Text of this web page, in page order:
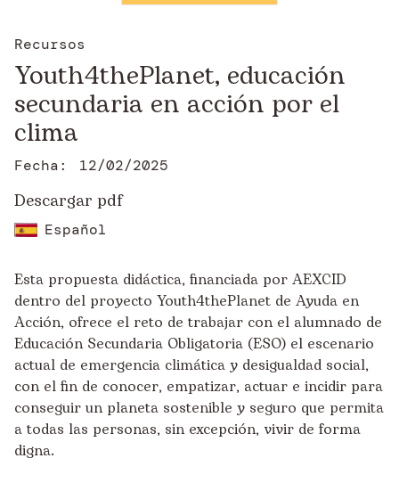
Recursos
Youth4thePlanet, educación
secundaria en acción por el
clima
Fecha: 12/02/2025
Descargar pdf
Español
Esta propuesta didáctica, financiada por AEXCID
dentro del proyecto Youth4thePlanet de Ayuda en
Acción, ofrece el reto de trabajar con el alumnado de
Educación Secundaria Obligatoria (ESO) el escenario
actual de emergencia climática y desigualdad social,
con el fin de conocer, empatizar, actuar e incidir para
conseguir un planeta sostenible y seguro que permita
a todas las personas, sin excepción, vivir de forma
digna.